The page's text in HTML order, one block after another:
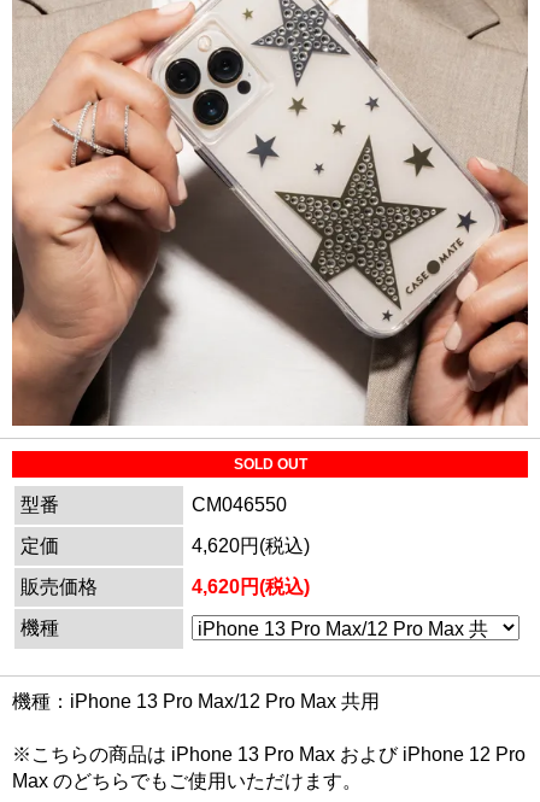
SOLD OUT
型番
CM046550
定価
4,620円(税込)
販売価格
4,620円(税込)
機種
機種：iPhone 13 Pro Max/12 Pro Max 共用
※こちらの商品は iPhone 13 Pro Max および iPhone 12 Pro
Max のどちらでもご使用いただけます。